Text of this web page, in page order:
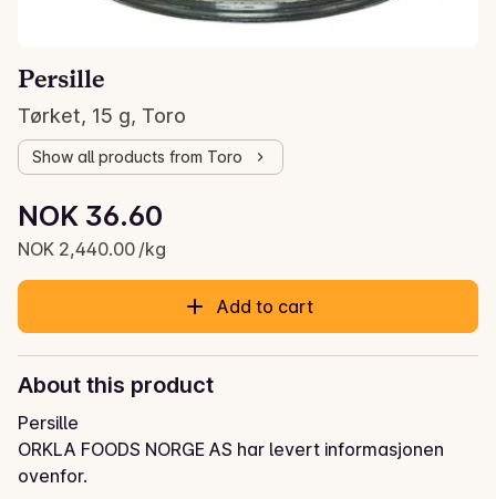
Persille
Tørket, 15 g, Toro
Show all products from Toro
Current price is: NOK 36.60
NOK 36.60
NOK 2,440.00 /kg
Unit price: NOK 2,440.00 /kg
Add to cart
About this product
Persille
ORKLA FOODS NORGE AS har levert informasjonen
ovenfor.